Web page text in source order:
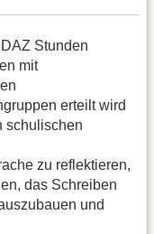
Stunden
mit
erteilt wird
schulischen
zu reflektieren,
das Schreiben
und